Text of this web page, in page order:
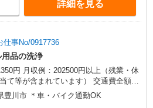
詳細を見る
事No/0917736
用品の洗浄
円 月収例：202500円以上（残業・休
等が含まれています） 交通費全額支
豊川市 ＊車・バイク通勤OK